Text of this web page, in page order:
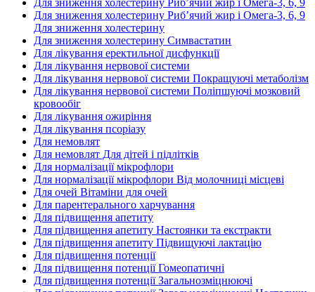
Для зниження холестерину Риб’ячий жир і Омега-3, 6, 9
Для зниження холестерину
Для зниження холестерину Симвастатин
Для лікування еректильної дисфункції
Для лікування нервової системи
Для лікування нервової системи Покращуючі метаболізм
Для лікування нервової системи Поліпшуючі мозковий
кровообіг
Для лікування ожиріння
Для лікування псоріазу
Для немовлят
Для немовлят Для дітей і підлітків
Для нормалізації мікрофлори
Для нормалізації мікрофлори Від молочниці місцеві
Для очей Вітаміни для очей
Для парентерального харчування
Для підвищення апетиту
Для підвищення апетиту Настоянки та екстракти
Для підвищення апетиту Підвищуючі лактацію
Для підвищення потенції
Для підвищення потенції Гомеопатичні
Для підвищення потенції Загальнозміцнюючі